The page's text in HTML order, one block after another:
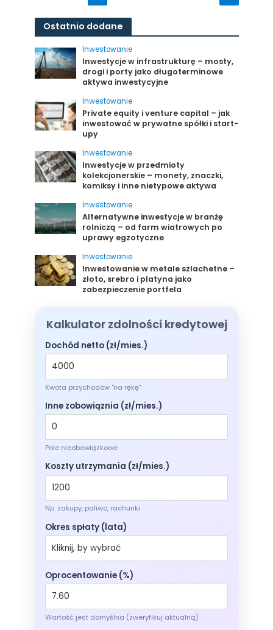
Ostatnio dodane
Inwestowanie
Inwestycje w infrastrukturę – mosty,
drogi i porty jako długoterminowe
aktywa inwestycyjne
Inwestowanie
Private equity i venture capital – jak
inwestować w prywatne spółki i start-
upy
Inwestowanie
Inwestycje w przedmioty
kolekcjonerskie – monety, znaczki,
komiksy i inne nietypowe aktywa
Inwestowanie
Alternatywne inwestycje w branżę
rolniczą – od farm wiatrowych po
uprawy egzotyczne
Inwestowanie
Inwestowanie w metale szlachetne –
złoto, srebro i platyna jako
zabezpieczenie portfela
Kalkulator zdolności kredytowej
Dochód netto (zł/mies.)
Kwota przychodów "na rękę"
Inne zobowiąznia (zł/mies.)
Pole nieobowiązkowe
Koszty utrzymania (zł/mies.)
Np. zakupy, paliwo, rachunki
Okres spłaty (lata)
Oprocentowanie (%)
Wartość jest domyślna (zweryfikuj aktualną)